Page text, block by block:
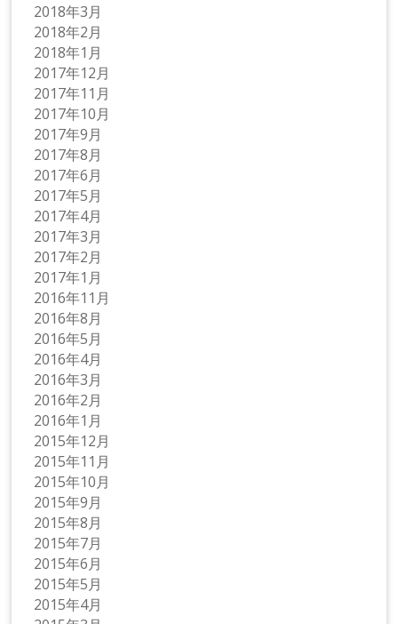
2018年3月
2018年2月
2018年1月
2017年12月
2017年11月
2017年10月
2017年9月
2017年8月
2017年6月
2017年5月
2017年4月
2017年3月
2017年2月
2017年1月
2016年11月
2016年8月
2016年5月
2016年4月
2016年3月
2016年2月
2016年1月
2015年12月
2015年11月
2015年10月
2015年9月
2015年8月
2015年7月
2015年6月
2015年5月
2015年4月